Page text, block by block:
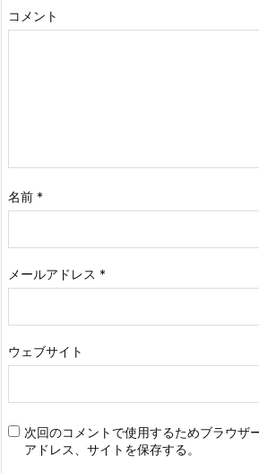
コメント
名前 *
メールアドレス *
ウェブサイト
次回のコメントで使用するためブラウザ
アドレス、サイトを保存する。